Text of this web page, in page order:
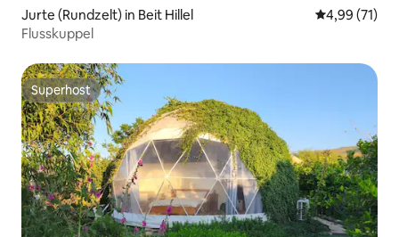
Jurte (Rundzelt) in Beit Hillel
4,99 (71)
Flusskuppel
Superhost
Superhost